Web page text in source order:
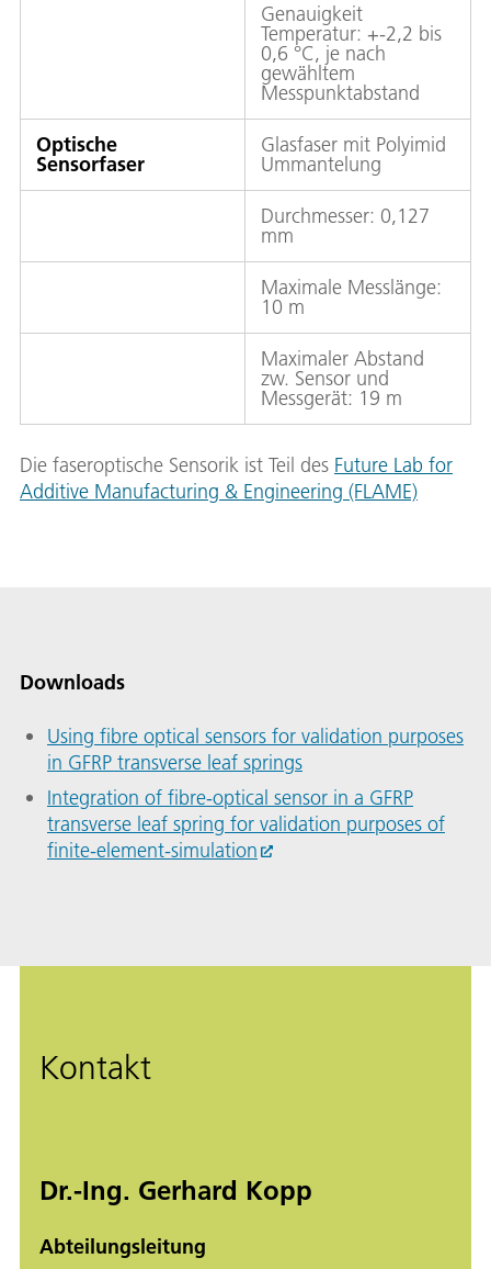
Genauigkeit
Temperatur: +-2,2 bis
0,6 °C, je nach
gewähltem
Messpunktabstand
Optische
Sensorfaser
Glasfaser mit Polyimid
Ummantelung
Durchmesser: 0,127
mm
Maximale Messlänge:
10 m
Maximaler Abstand
zw. Sensor und
Messgerät: 19 m
Die faseroptische Sensorik ist Teil des Future Lab for
Additive Manufacturing & Engineering (FLAME)
Downloads
Using fibre optical sensors for validation purposes
in GFRP transverse leaf springs
Integration of fibre-optical sensor in a GFRP
transverse leaf spring for validation purposes of
finite-element-simulation
Kontakt
Dr.-Ing. Gerhard Kopp
Abteilungsleitung